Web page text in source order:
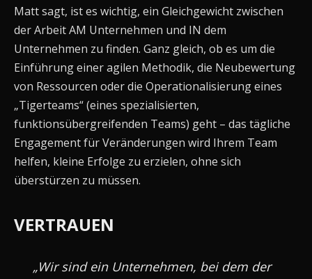
Matt sagt, ist es wichtig, ein Gleichgewicht zwischen
der Arbeit AM Unternehmen und IN dem
Unternehmen zu finden. Ganz gleich, ob es um die
Einführung einer agilen Methodik, die Neubewertung
von Ressourcen oder die Operationalisierung eines
„Tigerteams“ (eines spezialisierten,
funktionsübergreifenden Teams) geht – das tägliche
Engagement für Veränderungen wird Ihrem Team
helfen, kleine Erfolge zu erzielen, ohne sich
überstürzen zu müssen.
VERTRAUEN
„Wir sind ein Unternehmen, bei dem der